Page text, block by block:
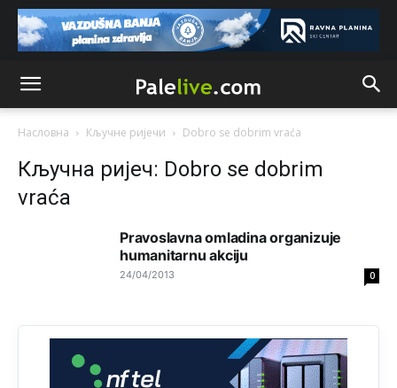
Насловна Кључне ријечи Dobro se dobrim vraća
Кључна ријеч: Dobro se dobrim
vraća
Pravoslavna omladina organizuje
humanitarnu akciju
24/04/2013 0
Анонимно2553747 6:49
Mile pozvao eleza da glasa .
Анонимно2808843 9:52
pusti ih ciganija...pocetkom ovog vjeka,neko rece za
Radovana i Ratka kaki su oni srbi...i poce dalje da
besjedi znam ja dobro sta je bilo u Ag-ci...